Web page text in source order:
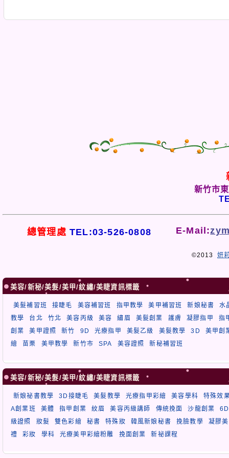
新竹市
總管理處 TEL:03-526-0808 E-Mail:
©2013 妍
美容/新秘/美髮/美甲/紋繡/美睫資訊標籤
美髮補習班 接睫毛 美容補習班 指甲教學 美甲補習班 新娘秘書
水
教學
台北 竹北 美容丙級 美容 繡眉 美髮創業 護膚 凝膠指甲
指
創業
美甲證照 新竹 9D 光療指甲 美髮乙級 美髮教學 3D
美甲創
繪
苗栗 美甲教學 新竹市 SPA 美容證照 新秘補習班
美容/新秘/美髮/美甲/紋繡/美睫資訊標籤
新娘祕書教學 3D接睫毛 美髮教學 光療指甲彩繪 美容學科
特殊效
A創業班
美體 指甲創業 紋眉 美容丙級講師 傳統挽面 沙龍創業
級證照
妝髮 雙色彩繪 秘書 特殊妝 韓風新娘秘書 挽臉教學
凝膠
禮
彩妝 學科 光療美甲彩繪粉雕 挽面創業 新祕課程